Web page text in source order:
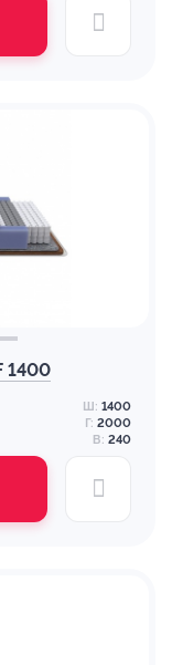
1400
Ш: 1400
Г: 2000
В: 240